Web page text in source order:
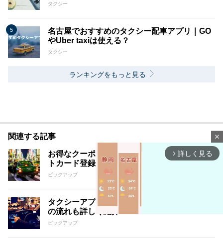
タクシー
名古屋でおすすめのタクシー配車アプリ｜GO
やUber taxiは使える？
タクシー
ランキングをもっと見る
関連する記事
お得なクーポンがあるDiDiの使い方｜クレジッ
トカード登録方法も解説
ピックアップ
タクシーアプリGOはどんなサービス？使い方
の流れも詳しく紹介
ピックアップ
close
arrow_forward_ios 詳しく見る